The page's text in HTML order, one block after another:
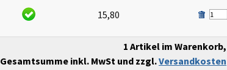
15,80
1 Artikel im Warenkorb,
Gesamtsumme inkl. MwSt und zzgl.Versandkosten